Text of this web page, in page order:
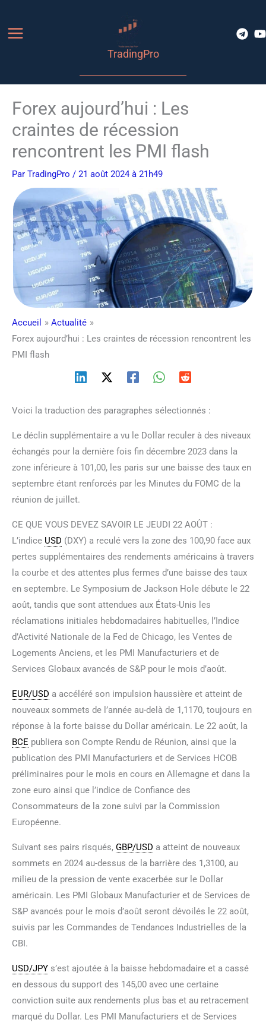
contenu
TradingPro
Forex aujourd’hui : Les
craintes de récession
rencontrent les PMI flash
Par TradingPro / 21 août 2024 à 21h49
Accueil
Actualité
Forex aujourd’hui : Les craintes de récession rencontrent les
PMI flash
Voici la traduction des paragraphes sélectionnés :
Le déclin supplémentaire a vu le Dollar reculer à des niveaux
échangés pour la dernière fois fin décembre 2023 dans la
zone inférieure à 101,00, les paris sur une baisse des taux en
septembre étant renforcés par les Minutes du FOMC de la
réunion de juillet.
CE QUE VOUS DEVEZ SAVOIR LE JEUDI 22 AOÛT :
L’indice USD (DXY) a reculé vers la zone des 100,90 face aux
pertes supplémentaires des rendements américains à travers
la courbe et des attentes plus fermes d’une baisse des taux
en septembre. Le Symposium de Jackson Hole débute le 22
août, tandis que sont attendues aux États-Unis les
réclamations initiales hebdomadaires habituelles, l’Indice
d’Activité Nationale de la Fed de Chicago, les Ventes de
Logements Anciens, et les PMI Manufacturiers et de
Services Globaux avancés de S&P pour le mois d’août.
EUR/USD a accéléré son impulsion haussière et atteint de
nouveaux sommets de l’année au-delà de 1,1170, toujours en
réponse à la forte baisse du Dollar américain. Le 22 août, la
BCE publiera son Compte Rendu de Réunion, ainsi que la
publication des PMI Manufacturiers et de Services HCOB
préliminaires pour le mois en cours en Allemagne et dans la
zone euro ainsi que l’indice de Confiance des
Consommateurs de la zone suivi par la Commission
Européenne.
Suivant ses pairs risqués, GBP/USD a atteint de nouveaux
sommets en 2024 au-dessus de la barrière des 1,3100, au
milieu de la pression de vente exacerbée sur le Dollar
américain. Les PMI Globaux Manufacturier et de Services de
S&P avancés pour le mois d’août seront dévoilés le 22 août,
suivis par les Commandes de Tendances Industrielles de la
CBI.
USD/JPY s’est ajoutée à la baisse hebdomadaire et a cassé
en dessous du support des 145,00 avec une certaine
conviction suite aux rendements plus bas et au retracement
marqué du Dollar. Les PMI Manufacturiers et de Services